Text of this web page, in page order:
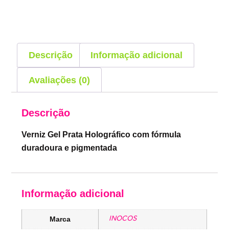
Descrição Informação adicional
Avaliações (0)
Descrição
Verniz Gel Prata Holográfico com fórmula
duradoura e pigmentada
Informação adicional
Marca INOCOS